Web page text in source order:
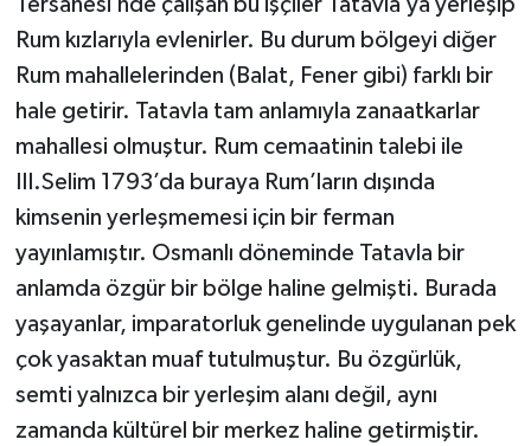
Rum kızlarıyla evlenirler. Bu durum bölgeyi diğer
Rum mahallelerinden (Balat, Fener gibi) farklı bir
hale getirir. Tatavla tam anlamıyla zanaatkarlar
mahallesi olmuştur. Rum cemaatinin talebi ile
III.Selim 1793’da buraya Rum’ların dışında
kimsenin yerleşmemesi için bir ferman
yayınlamıştır. Osmanlı döneminde Tatavla bir
anlamda özgür bir bölge haline gelmişti. Burada
yaşayanlar, imparatorluk genelinde uygulanan pek
çok yasaktan muaf tutulmuştur. Bu özgürlük,
semti yalnızca bir yerleşim alanı değil, aynı
zamanda kültürel bir merkez haline getirmiştir.